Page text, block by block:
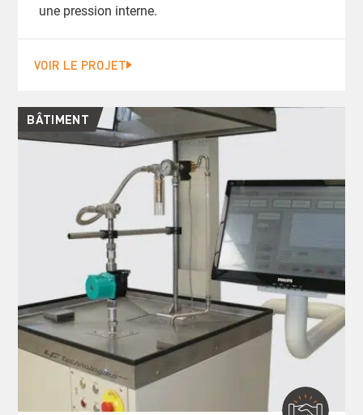
une pression interne.
VOIR LE PROJET
BÂTIMENT